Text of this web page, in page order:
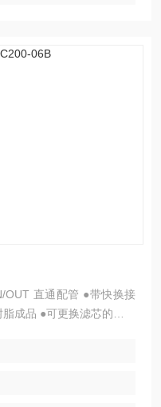
OUT 直通配管 ●带快换接
成品 ●可更换滤芯的卡盘